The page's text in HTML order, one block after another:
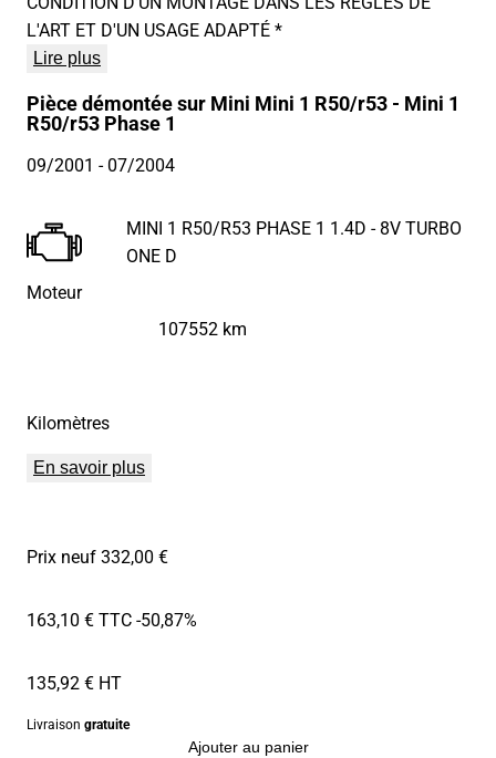
L'ART ET D'UN USAGE ADAPTÉ *
Lire plus
Pièce démontée sur Mini Mini 1 R50/r53 - Mini 1
R50/r53 Phase 1
09/2001 - 07/2004
Moteur
MINI 1 R50/R53 PHASE 1 1.4D - 8V TURBO
ONE D
Kilomètres
107552 km
En savoir plus
Prix neuf 332,00 €
163,10 € TTC-50,87%
135,92 € HT
Livraison gratuite
Ajouter au panier